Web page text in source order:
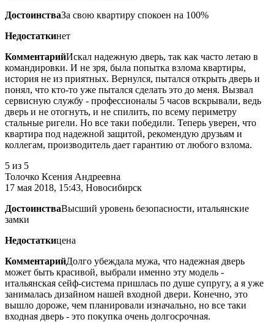
ДостоинстваЗа свою квартиру спокоен на 100%
Недостаткинет
КомментарийИскал надежную дверь, так как часто летаю в
командировки. И не зря, была попытка взлома квартиры,
история не из приятных. Вернулся, пытался открыть дверь и
понял, что кто-то уже пытался сделать это до меня. Вызвал
сервисную службу - профессионалы 5 часов вскрывали, ведь
дверь и не отогнуть, и не спилить, по всему периметру
стальные ригели. Но все таки победили. Теперь уверен, что
квартира под надежной защитой, рекомендую друзьям и
коллегам, производитель дает гарантию от любого взлома.
5 из 5
Толочко Ксения Андреевна
17 мая 2018, 15:43, Новосибирск
ДостоинстваВысший уровень безопасности, итальянские
замки
Недостаткицена
КомментарийДолго убеждала мужа, что надежная дверь
может быть красивой, выбрали именно эту модель -
итальянская сейф-система пришлась по душе супругу, а я уже
занималась дизайном нашей входной двери. Конечно, это
вышло дороже, чем планировали изначально, но все таки
входная дверь - это покупка очень долгосрочная.